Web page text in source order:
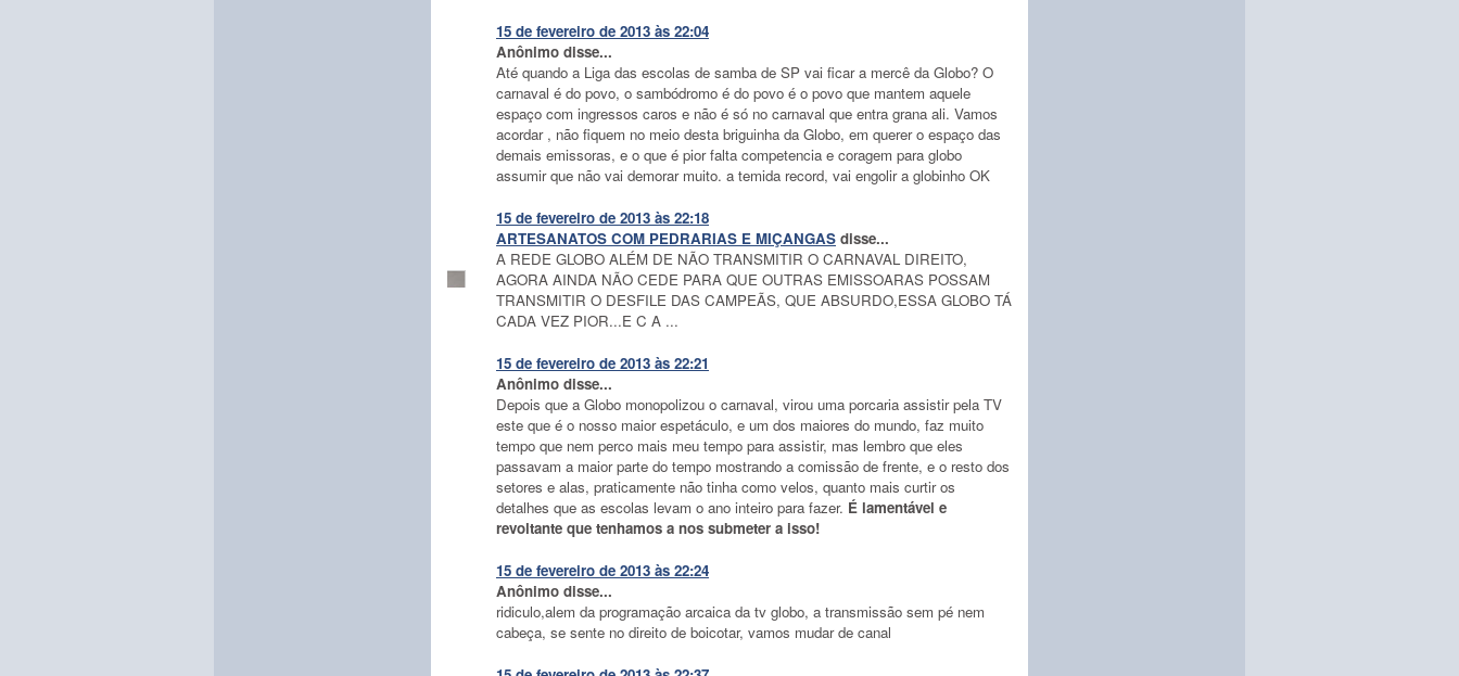
15 de fevereiro de 2013 às 22:04
Anônimo disse...
Até quando a Liga das escolas de samba de SP vai ficar a mercê da Globo? O
carnaval é do povo, o sambódromo é do povo é o povo que mantem aquele
espaço com ingressos caros e não é só no carnaval que entra grana ali. Vamos
acordar , não fiquem no meio desta briguinha da Globo, em querer o espaço das
demais emissoras, e o que é pior falta competencia e coragem para globo
assumir que não vai demorar muito. a temida record, vai engolir a globinho OK
15 de fevereiro de 2013 às 22:18
ARTESANATOS COM PEDRARIAS E MIÇANGAS disse...
A REDE GLOBO ALÉM DE NÃO TRANSMITIR O CARNAVAL DIREITO,
AGORA AINDA NÃO CEDE PARA QUE OUTRAS EMISSOARAS POSSAM
TRANSMITIR O DESFILE DAS CAMPEÃS, QUE ABSURDO,ESSA GLOBO TÁ
CADA VEZ PIOR...E C A ...
15 de fevereiro de 2013 às 22:21
Anônimo disse...
Depois que a Globo monopolizou o carnaval, virou uma porcaria assistir pela TV
este que é o nosso maior espetáculo, e um dos maiores do mundo, faz muito
tempo que nem perco mais meu tempo para assistir, mas lembro que eles
passavam a maior parte do tempo mostrando a comissão de frente, e o resto dos
setores e alas, praticamente não tinha como velos, quanto mais curtir os
detalhes que as escolas levam o ano inteiro para fazer. É lamentável e
revoltante que tenhamos a nos submeter a isso!
15 de fevereiro de 2013 às 22:24
Anônimo disse...
ridiculo,alem da programação arcaica da tv globo, a transmissão sem pé nem
cabeça, se sente no direito de boicotar, vamos mudar de canal